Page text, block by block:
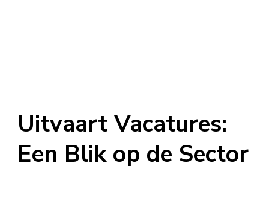
Uitvaart Vacatures:
Een Blik op de Sector